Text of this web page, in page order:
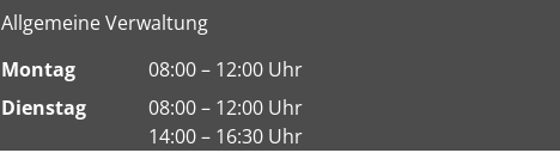
Allgemeine Verwaltung
Montag
08:00 – 12:00 Uhr
Dienstag
08:00 – 12:00 Uhr
14:00 – 16:30 Uhr